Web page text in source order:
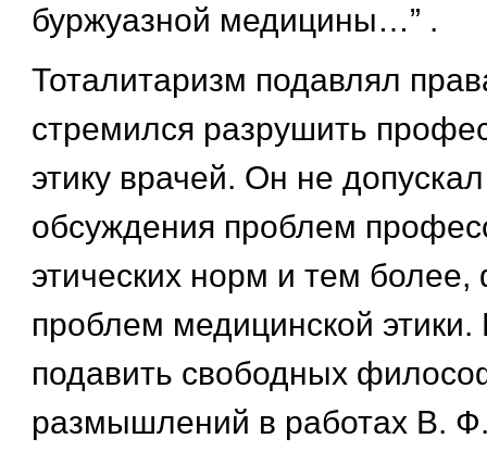
буржуазной медицины…” .
Тоталитаризм подавлял
стремился разрушить
этику врачей. Он не
обсуждения проблем
этических норм и тем
проблем медицинской
подавить свободных
размышлений в работах В.